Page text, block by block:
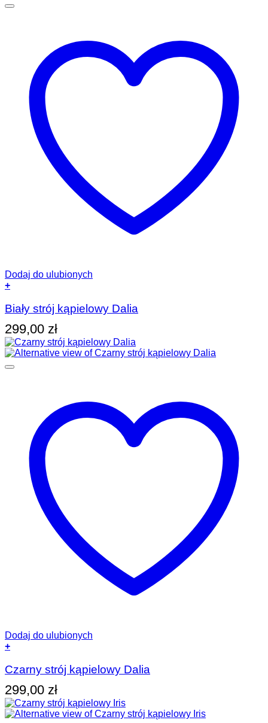
Dodaj do ulubionych
+
produkt
ma
wiele
wariantów.
Opcje
można
wybrać
Biały strój kąpielowy Dalia
299,00 zł
Dodaj do ulubionych
+
produkt
ma
wiele
wariantów.
Opcje
można
Czarny strój kąpielowy Dalia
299,00 zł